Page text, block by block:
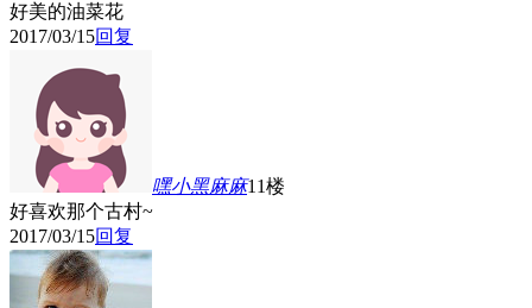
好美的油菜花
2017/03/15回复
嘿小黑麻麻11楼
好喜欢那个古村~
2017/03/15回复